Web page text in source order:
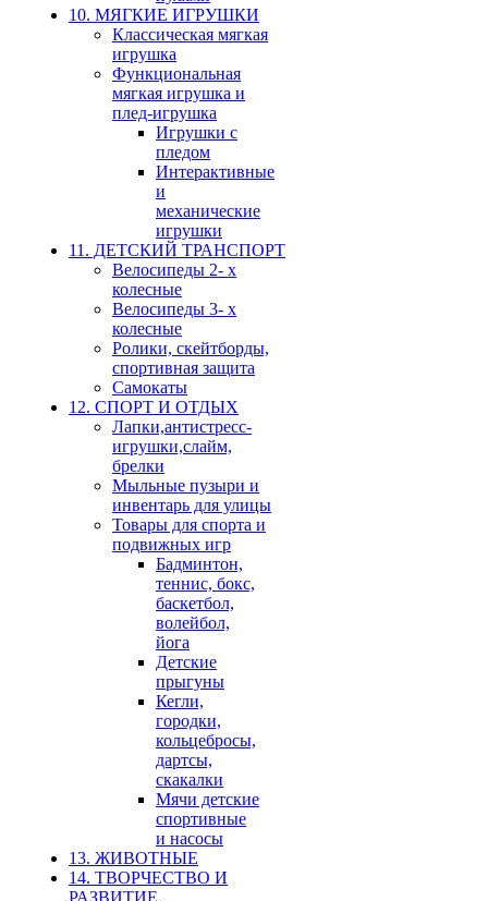
10. МЯГКИЕ ИГРУШКИ
Классическая мягкая
игрушка
Функциональная
мягкая игрушка и
плед-игрушка
Игрушки с
пледом
Интерактивные
и
механические
игрушки
11. ДЕТСКИЙ ТРАНСПОРТ
Велосипеды 2- х
колесные
Велосипеды 3- х
колесные
Ролики, скейтборды,
спортивная защита
Самокаты
12. СПОРТ И ОТДЫХ
Лапки,антистресс-
игрушки,слайм,
брелки
Мыльные пузыри и
инвентарь для улицы
Товары для спорта и
подвижных игр
Бадминтон,
теннис, бокс,
баскетбол,
волейбол,
йога
Детские
прыгуны
Кегли,
городки,
кольцебросы,
дартсы,
скакалки
Мячи детские
спортивные
и насосы
13. ЖИВОТНЫЕ
14. ТВОРЧЕСТВО И
РАЗВИТИЕ